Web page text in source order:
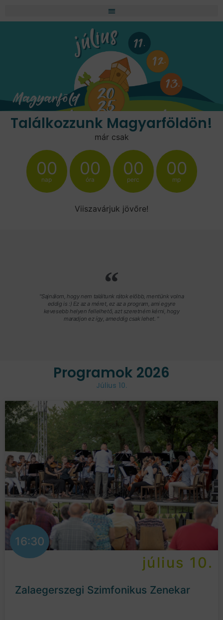
Találkozzunk Magyarföldön!
már csak
00
nap
00
óra
00
perc
00
mp
Viiszavárjuk jövőre!
"Sajnálom, hogy nem találtunk rátok előbb, mentünk volna
eddig is :) Ez az a méret, ez az a program, ami egyre
kevesebb helyen fellelhető, azt szeretném kérni, hogy
maradjon ez így, ameddig csak lehet. "
Programok 2026
Július 10.
16:30
július 10.
Zalaegerszegi Szimfonikus Zenekar